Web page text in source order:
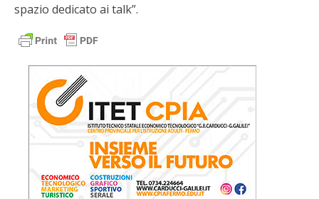
spazio dedicato ai talk”.